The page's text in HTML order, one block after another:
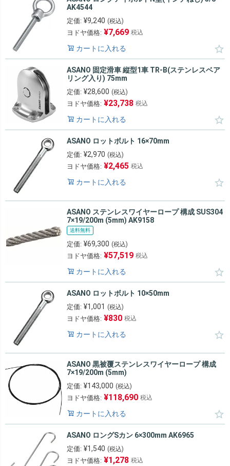
AK4544
定価: ¥9,240 (税込)
ヨドヤ価格: ¥7,669 税込
カートに入れる
ASANO 固定滑車 縦型1車 TR-B(ステンレスベア
リング入り) 75mm
定価: ¥28,600 (税込)
ヨドヤ価格: ¥23,738 税込
カートに入れる
ASANO ロットボルト 16×70mm
定価: ¥2,970 (税込)
ヨドヤ価格: ¥2,465 税込
カートに入れる
ASANO ステンレスワイヤーロープ 構成 SUS304
7×19/200m (5mm) AK9158
送料無料
定価: ¥69,300 (税込)
ヨドヤ価格: ¥57,519 税込
カートに入れる
ASANO ロットボルト 10×50mm
定価: ¥1,001 (税込)
ヨドヤ価格: ¥830 税込
カートに入れる
ASANO 黒被覆ステンレスワイヤーロープ 構成
7×19/200m (5mm)
定価: ¥143,000 (税込)
ヨドヤ価格: ¥118,690 税込
カートに入れる
ASANO ロングSカン 6×300mm AK6965
定価: ¥1,540 (税込)
ヨドヤ価格: ¥1,278 税込